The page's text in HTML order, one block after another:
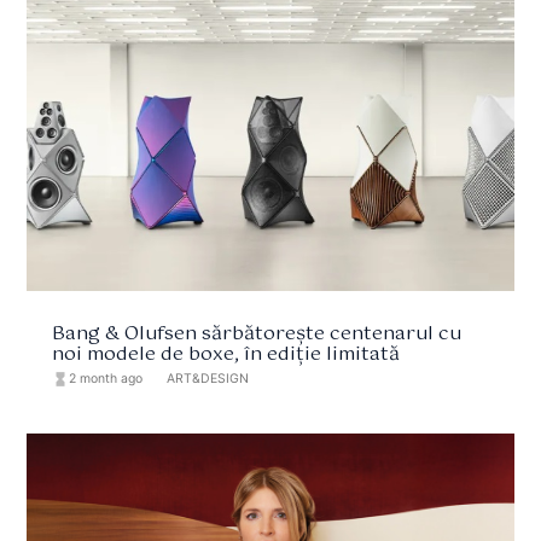
Bang & Olufsen sărbătorește centenarul cu
noi modele de boxe, în ediție limitată
hourglass_full 2 month ago ART&DESIGN